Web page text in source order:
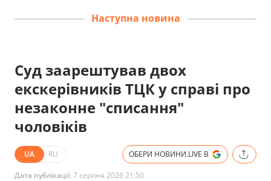
Наступна новина
Суд заарештував двох
екскерівників ТЦК у справі про
незаконне "списання"
чоловіків
UA RU ОБЕРИ НОВИНИ.LIVE В
Дата публікації:7 серпня 2026 21:50